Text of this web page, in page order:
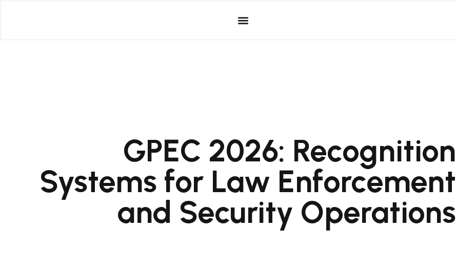
GPEC 2026: Recognition
Systems for Law Enforcement
and Security Operations